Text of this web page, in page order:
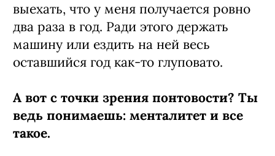
выехать, что у меня получается ровно
два раза в год. Ради этого держать
машину или ездить на ней весь
оставшийся год как-то глуповато.
А вот с точки зрения понтовости? Ты
ведь понимаешь: менталитет и все
такое.